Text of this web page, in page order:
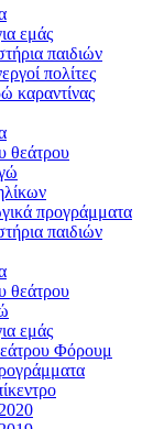
εμάς
παιδιών
πολίτες
καραντίνας
θεάτρου
προγράμματα
παιδιών
θεάτρου
εμάς
Φόρουμ